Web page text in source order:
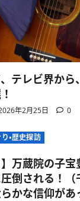
テレビ界から
年2月25日 0
・歴史探訪
】万蔵院の子
倒される！（
かな信仰があ